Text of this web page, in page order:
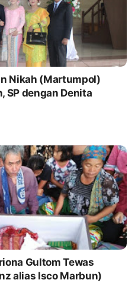
Nikah (Martumpol)
SP dengan Denita
Gultom Tewas
alias Isco Marbun)